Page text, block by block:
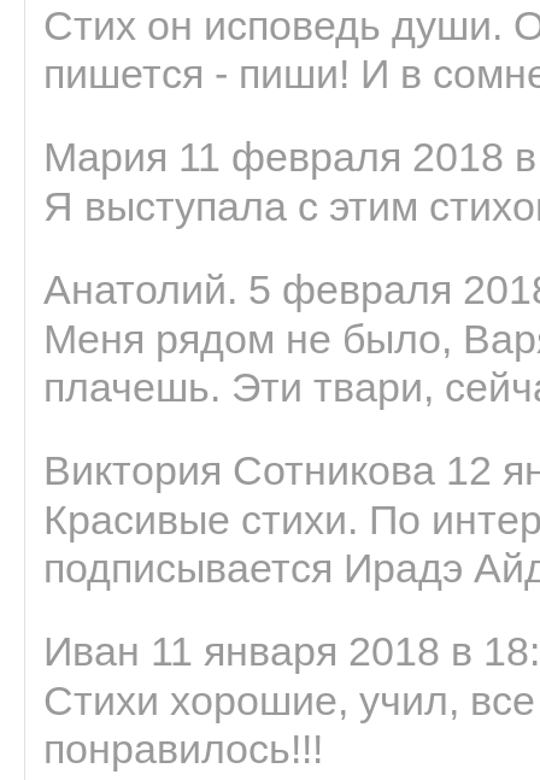
Стих он исповедь души.
пишется - пиши! И в
Мария 11 февраля 2018
Я выступала с этим
Анатолий. 5 февраля
Меня рядом не было,
плачешь. Эти твари,
Виктория Сотникова 12
Красивые стихи. По
подписывается Ирадэ
Иван 11 января 2018 в
Стихи хорошие, учил,
понравилось!!!